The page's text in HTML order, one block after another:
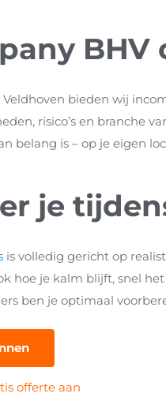
BHV
bieden wij
risico’s en branche
belang is – op je eigen
je
is volledig gericht op
hoe je kalm blijft, snel
ben je optimaal
offerte aan